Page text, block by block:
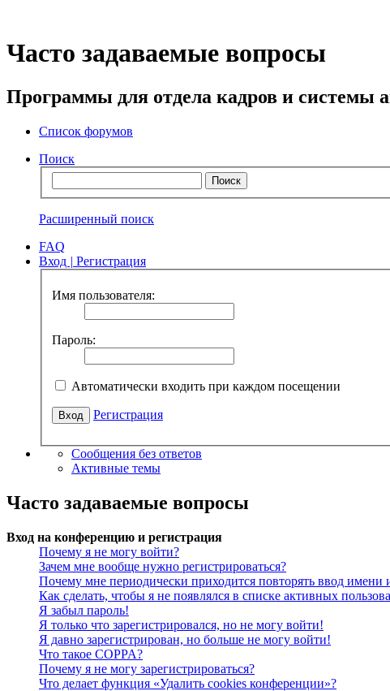
Часто задаваемые вопросы
Программы для отдела кадров и системы
Список форумов
Поиск
Расширенный поиск
FAQ
Вход | Регистрация
Имя пользователя:
Пароль:
Автоматически входить при каждом посещении
Регистрация
Сообщения без ответов
Активные темы
Часто задаваемые вопросы
Вход на конференцию и регистрация
Почему я не могу войти?
Зачем мне вообще нужно регистрироваться?
Почему мне периодически приходится повторять ввод имени
Как сделать, чтобы я не появлялся в списке активных
Я забыл пароль!
Я только что зарегистрировался, но не могу войти!
Я давно зарегистрирован, но больше не могу войти!
Что такое COPPA?
Почему я не могу зарегистрироваться?
Что делает функция «Удалить cookies конференции»?